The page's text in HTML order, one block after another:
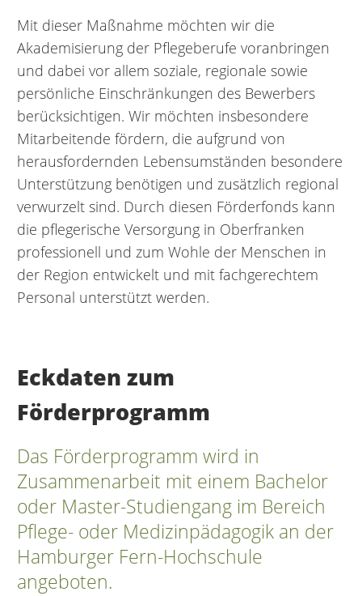
Mit dieser Maßnahme möchten wir die
Akademisierung der Pflegeberufe voranbringen
und dabei vor allem soziale, regionale sowie
persönliche Einschränkungen des Bewerbers
berücksichtigen. Wir möchten insbesondere
Mitarbeitende fördern, die aufgrund von
herausfordernden Lebensumständen besondere
Unterstützung benötigen und zusätzlich regional
verwurzelt sind. Durch diesen Förderfonds kann
die pflegerische Versorgung in Oberfranken
professionell und zum Wohle der Menschen in
der Region entwickelt und mit fachgerechtem
Personal unterstützt werden.
Eckdaten zum
Förderprogramm
Das Förderprogramm wird in
Zusammenarbeit mit einem Bachelor
oder Master-Studiengang im Bereich
Pflege- oder Medizinpädagogik an der
Hamburger Fern-Hochschule
angeboten.